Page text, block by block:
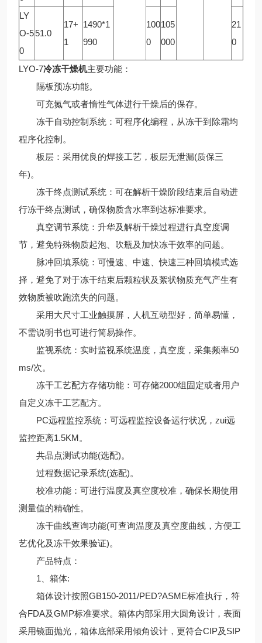
LY
O-5
0
51.0
17+
1
1490*1
990
100
0
105
000
21
0
LYO-7冷冻干燥机主要功能：
隔板预冻功能。
可充氮气或者惰性气体进行干燥后的保存。
冻干自动控制系统：可程序化编程，从冻干到除霜均
程序化控制。
板层：采用优良的焊接工艺，板层无泄漏(质保三
年)。
冻干终点测试系统：可在解析干燥阶段结束后自动进
行冻干终点测试，确保物质含水率到达标准要求。
真空调节系统：升华及解析干燥过程进行真空度调
节，避免特殊物质起泡、吹瓶及加快冻干效率的问题。
脉冲回填系统：可慢速、中速、快速三种回填模式选
择，避免了对于冻干结束后颗粒状及絮状物质充气产生有
效物质被吹跑流失的问题。
采用大尺寸工业触摸屏，人机互动型好，简单易懂，
不需说明书也可进行简易操作。
监视系统：实时监视系统温度，真空度，采集频率50
ms/次。
冻干工艺配方存储功能：可存储2000组固定或者用户
自定义冻干工艺配方。
PC远程监控系统：可远程监控设备运行状况，zui远
监控距离1.5KM。
共晶点测试功能(选配)。
过程数据记录系统(选配)。
校准功能：可进行温度及真空度校准，确保长期使用
测量值的精确性。
冻干曲线查询功能(可查询温度及真空度曲线，方便工
艺优化及冻干效果验证)。
产品特点：
1、箱体:
箱体设计按照GB150-2011/PED?ASME标准执行，符
合FDA及GMP标准要求。箱体内部采用大圆角设计，表面
采用镜面抛光，箱体底部采用倾角设计，更符合CIP及SIP